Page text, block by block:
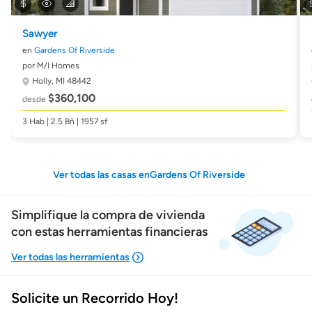
Sawyer
en Gardens Of Riverside
por M/I Homes
Holly, MI 48442
desde $360,100
3 Hab | 2.5 Bñ | 1957 sf
Ver todas las casas enGardens Of Riverside
Simplifique la compra de vivienda
con estas herramientas financieras
Mostrarme lo que puedo pagar
Solicite un Recorrido Hoy!